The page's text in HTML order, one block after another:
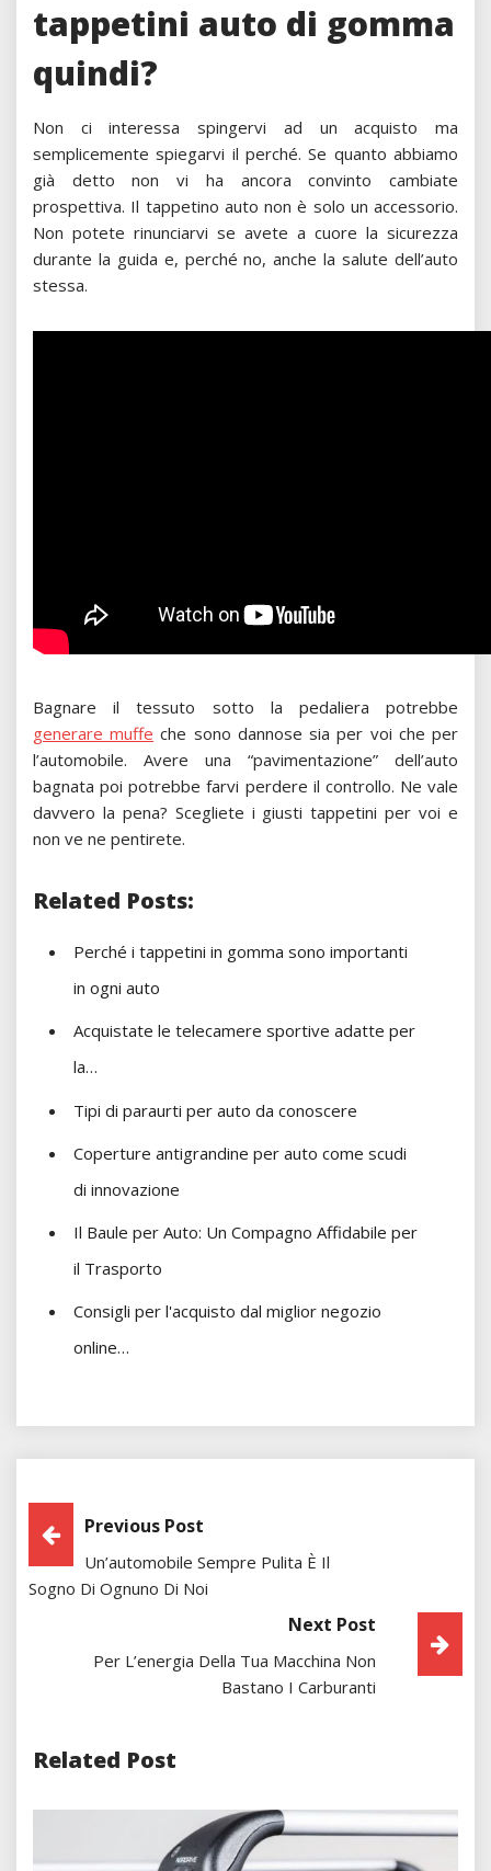
tappetini auto di gomma
quindi?
Non ci interessa spingervi ad un acquisto ma
semplicemente spiegarvi il perché. Se quanto abbiamo
già detto non vi ha ancora convinto cambiate
prospettiva. Il tappetino auto non è solo un accessorio.
Non potete rinunciarvi se avete a cuore la sicurezza
durante la guida e, perché no, anche la salute dell’auto
stessa.
Bagnare il tessuto sotto la pedaliera potrebbe
generare muffe che sono dannose sia per voi che per
l’automobile. Avere una “pavimentazione” dell’auto
bagnata poi potrebbe farvi perdere il controllo. Ne vale
davvero la pena? Scegliete i giusti tappetini per voi e
non ve ne pentirete.
Related Posts:
Perché i tappetini in gomma sono importanti
in ogni auto
Acquistate le telecamere sportive adatte per
la…
Tipi di paraurti per auto da conoscere
Coperture antigrandine per auto come scudi
di innovazione
Il Baule per Auto: Un Compagno Affidabile per
il Trasporto
Consigli per l'acquisto dal miglior negozio
online…
Post
Navigation
Previous Post
Un’automobile Sempre Pulita È Il
Sogno Di Ognuno Di Noi
Next Post
Per L’energia Della Tua Macchina Non
Bastano I Carburanti
Related Post